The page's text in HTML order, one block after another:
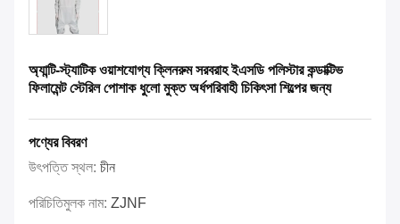
অ্যান্টি-স্ট্যাটিক ওয়াশযোগ্য ক্লিনরুম সরবরাহ ইএসডি পলিস্টার কন্ডাক্টিভ
ফিলামেন্ট স্টেরিল পোশাক ধুলো মুক্ত অর্ধপরিবাহী চিকিৎসা শিল্পের জন্য
পণ্যের বিবরণ
উৎপত্তি স্থল: চীন
পরিচিতিমুলক নাম: ZJNF